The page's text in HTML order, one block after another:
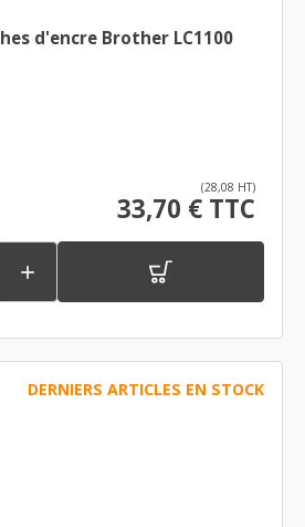
d'encre Brother LC1100
(28,08 HT)
33,70 € TTC

DERNIERS ARTICLES EN STOCK